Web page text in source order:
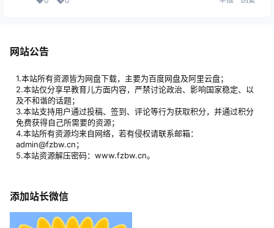
网站公告
1.本站所有资源皆为网盘下载，主要为百度网盘及阿里云盘；
2.本站仅分享早教育儿方面内容，严禁讨论政治、影响国家稳定、以
及不和谐的话题；
3.本站支持用户通过投稿、签到、评论等行为获取积分，并通过积分
免费获得自己所需要的资源；
4.本站所有资源均来自网络，若有侵权请联系邮箱：
admin@fzbw.cn；
5.本站资源解压密码：www.fzbw.cn。
添加站长微信